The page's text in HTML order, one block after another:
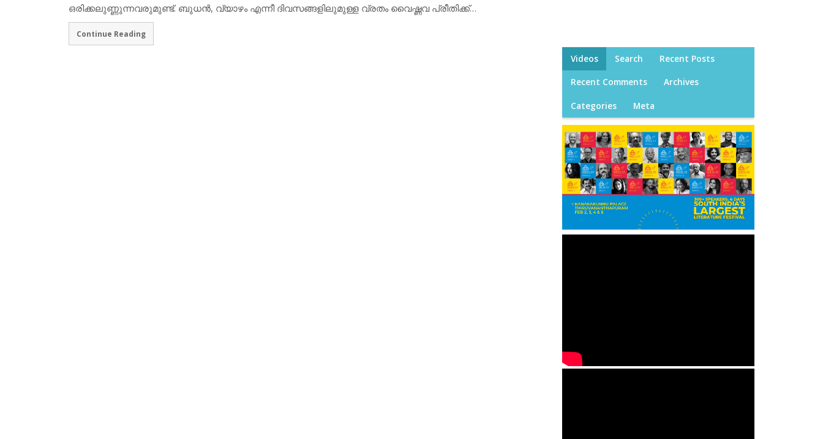
ഒരിക്കലുണ്ണുന്നവരുമുണ്ട്. ബുധന്‍, വ്യാഴം എന്നീ ദിവസങ്ങളിലുമുള്ള വ്രതം വൈഷ്ണവ പ്രീതിക്ക്…
Continue Reading
Videos Search Recent Posts
Recent Comments Archives
Categories Meta